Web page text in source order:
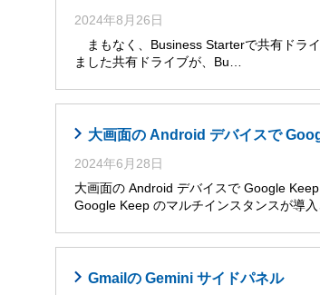
2024年8月26日
まもなく、Business Starterで共有ド
ました共有ドライブが、Bu…
大画面の Android デバイスで
2024年6月28日
大画面の Android デバイスで Google
Google Keep のマルチインスタンスが導入
Gmailの Gemini サイドパネル